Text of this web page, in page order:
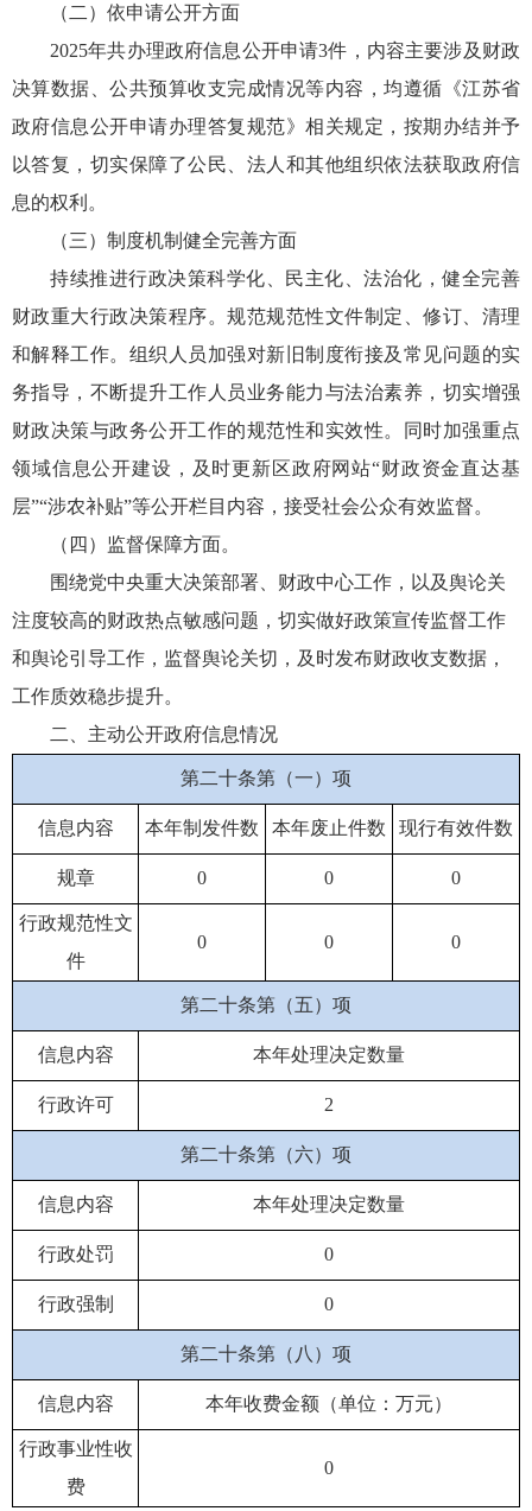
（二）依申请公开方面
2025年共办理政府信息公开申请3件，内容主要涉及财政
决算数据、公共预算收支完成情况等内容，均遵循《江苏省
政府信息公开申请办理答复规范》相关规定，按期办结并予
以答复，切实保障了公民、法人和其他组织依法获取政府信
息的权利。
（三）制度机制健全完善方面
持续推进行政决策科学化、民主化、法治化，健全完善
财政重大行政决策程序。规范规范性文件制定、修订、清理
和解释工作。组织人员加强对新旧制度衔接及常见问题的实
务指导，不断提升工作人员业务能力与法治素养，切实增强
财政决策与政务公开工作的规范性和实效性。同时加强重点
领域信息公开建设，及时更新区政府网站“财政资金直达基
层”“涉农补贴”等公开栏目内容，接受社会公众有效监督。
（四）监督保障方面。
围绕党中央重大决策部署、财政中心工作，以及舆论关
注度较高的财政热点敏感问题，切实做好政策宣传监督工作
和舆论引导工作，监督舆论关切，及时发布财政收支数据，
工作质效稳步提升。
二、主动公开政府信息情况
第二十条第（一）项
信息内容 本年制发件数 本年废止件数 现行有效件数
规章 0 0 0
行政规范性文
件
0 0 0
第二十条第（五）项
信息内容 本年处理决定数量
行政许可 2
第二十条第（六）项
信息内容 本年处理决定数量
行政处罚 0
行政强制 0
第二十条第（八）项
信息内容 本年收费金额（单位：万元）
行政事业性收
费
0